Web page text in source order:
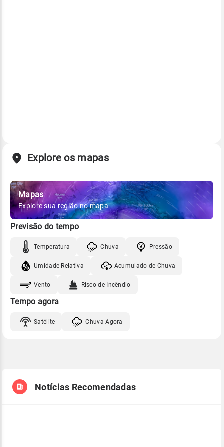
Explore os mapas
Mapas
Explore sua região no mapa
Previsão do tempo
Temperatura Chuva Pressão
Umidade Relativa Acumulado de Chuva
Vento Risco de Incêndio
Tempo agora
Satélite Chuva Agora
Notícias Recomendadas